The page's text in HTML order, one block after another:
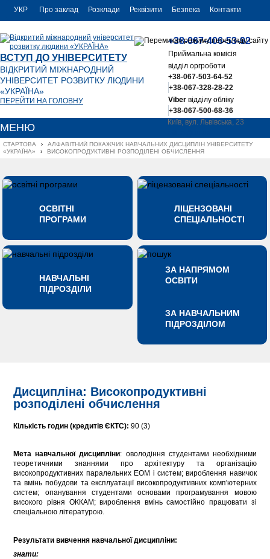
УКР
ENG
Про заклад Розклади Реквізити Безпека Контакти
ВСТУП ДО УНІВЕРСИТЕТУ
ВІДКРИТИЙ МІЖНАРОДНИЙ
УНІВЕРСИТЕТ РОЗВИТКУ ЛЮДИНИ
«УКРАЇНА»
ПЕРЕЙТИ НА ГОЛОВНУ
+38-067-406-53-92
Приймальна комісія
відділ оргроботи
+38-067-503-64-52
+38-067-328-28-22
Viberвідділу обліку
+38-067-500-68-36
Київ, вул. Львівська, 23
МЕНЮ
СТАРТОВА ›
АЛФАВІТНИЙ ПОКАЖЧИК НАВЧАЛЬНИХ ДИСЦИПЛІН УНІВЕРСИТЕТУ
«УКРАЇНА»
› ВИСОКОПРОДУКТИВНІ РОЗПОДІЛЕНІ ОБЧИСЛЕННЯ
ОСВІТНІ
ПРОГРАМИ
ЛІЦЕНЗОВАНІ
СПЕЦІАЛЬНОСТІ
НАВЧАЛЬНІ
ПІДРОЗДІЛИ
ЗА НАПРЯМОМ
ОСВІТИ
ЗА НАВЧАЛЬНИМ
ПІДРОЗДІЛОМ
Дисципліна: Високопродуктивні
розподілені обчислення
Кількість годин (кредитів ЄКТС): 90 (3)
Мета навчальної дисципліни: оволодіння студентами необхідними
теоретичними знаннями про архітектуру та організацію
високопродуктивних паралельних ЕОМ і систем; вироблення навичок
та вмінь побудови та експлуатації високопродуктивних комп'ютерних
систем; опанування студентами основами програмування мовою
високого рівня ОККАМ; вироблення вмінь самостійно працювати зі
спеціальною літературою.
Результати вивчення навчальної дисципліни:
знати: